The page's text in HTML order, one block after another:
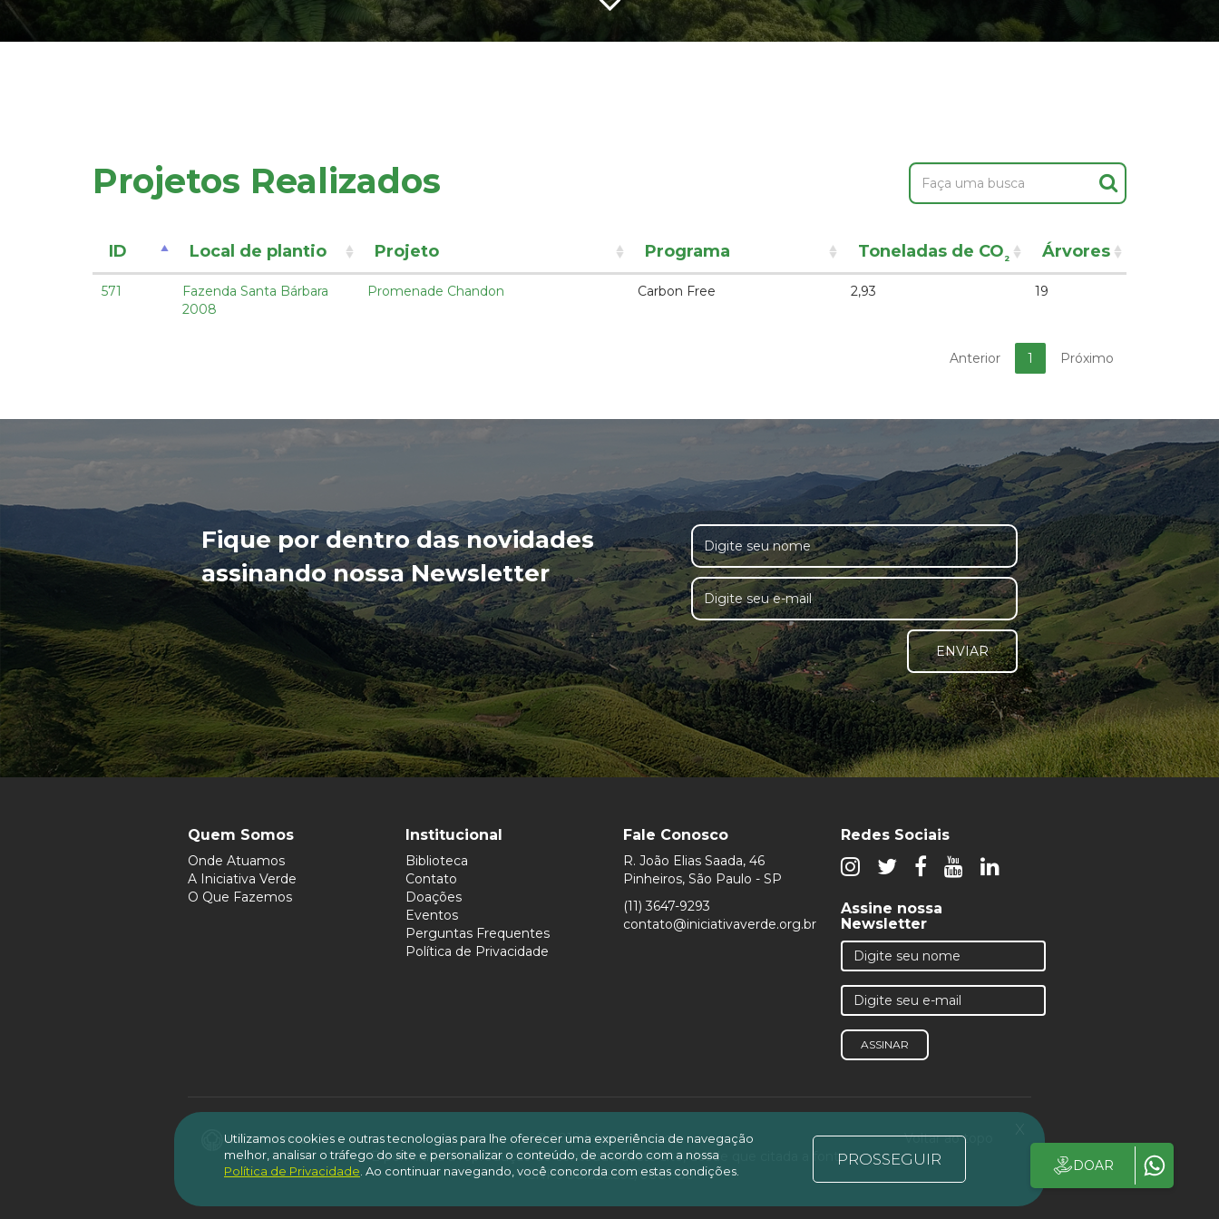
Projetos Realizados
ID Local de plantio Projeto Programa Toneladas de CO² Árvores
571
Fazenda Santa Bárbara
2008
Promenade Chandon Carbon Free 2,93 19
Anterior 1 Próximo
Fique por dentro das novidades
assinando nossa Newsletter
ENVIAR
Quem Somos
Onde Atuamos
A Iniciativa Verde
O Que Fazemos
Institucional
Biblioteca
Contato
Doações
Eventos
Perguntas Frequentes
Política de Privacidade
Fale Conosco
R. João Elias Saada, 46
Pinheiros, São Paulo - SP
(11) 3647-9293
contato@iniciativaverde.org.br
Redes Sociais
Assine nossa
Newsletter
ASSINAR
© 2019 Iniciativa Verde.
É permitida a reprodução do conteúdo deste site, desde que citada a fonte
CNPJ 08.606.505/0001-06
Voltar ao topo x
Utilizamos cookies e outras tecnologias para lhe oferecer uma experiência de navegação
melhor, analisar o tráfego do site e personalizar o conteúdo, de acordo com a nossa
Política de Privacidade Ao continuar navegando, você concorda com estas condições.
PROSSEGUIR DOAR